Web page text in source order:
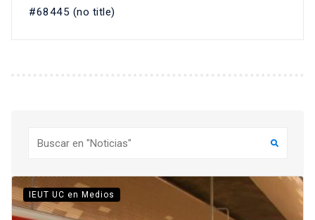
#68445 (no title)
IEUT UC en Medios